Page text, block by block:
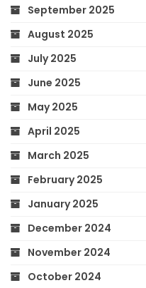
September 2025
August 2025
July 2025
June 2025
May 2025
April 2025
March 2025
February 2025
January 2025
December 2024
November 2024
October 2024